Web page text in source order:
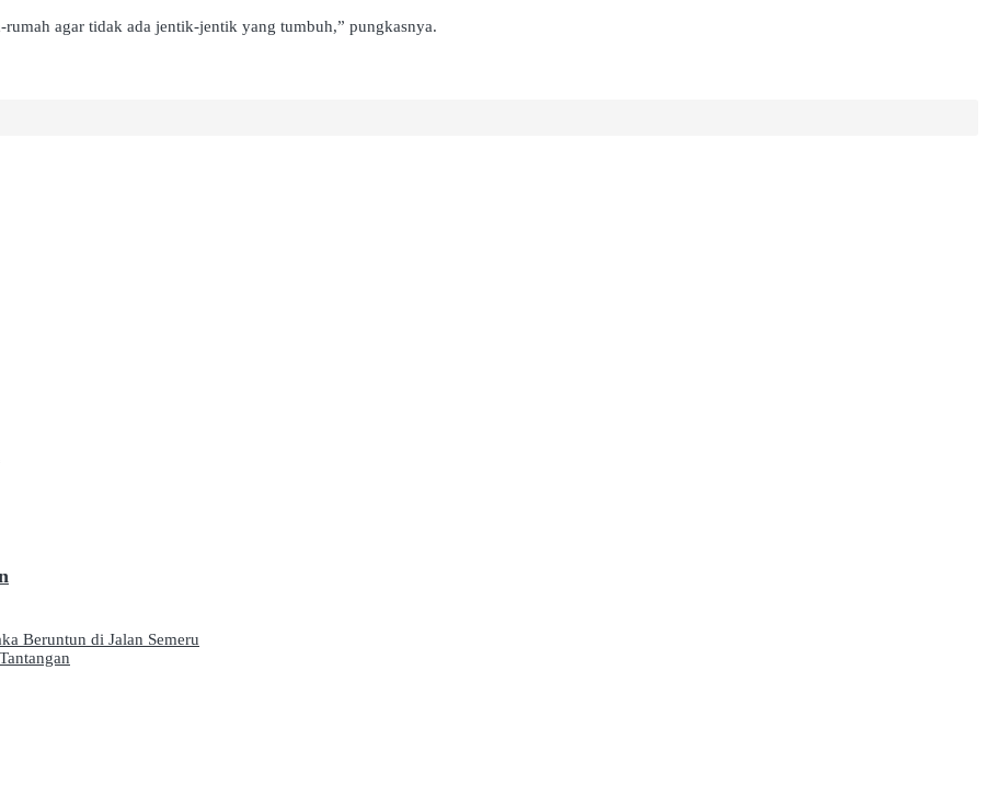
agar tidak ada jentik-jentik yang tumbuh,” pungkasnya.
Beruntun di Jalan Semeru